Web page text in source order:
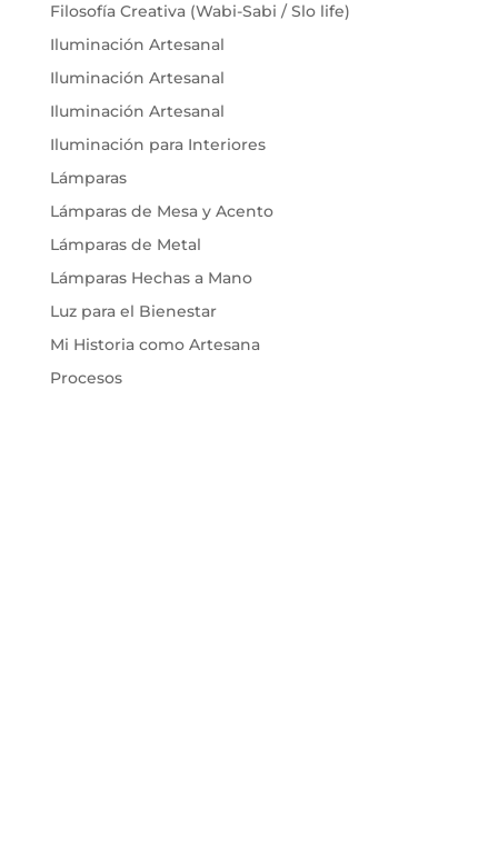
Filosofía Creativa (Wabi-Sabi / Slo life)
Iluminación Artesanal
Iluminación Artesanal
Iluminación Artesanal
Iluminación para Interiores
Lámparas
Lámparas de Mesa y Acento
Lámparas de Metal
Lámparas Hechas a Mano
Luz para el Bienestar
Mi Historia como Artesana
Procesos